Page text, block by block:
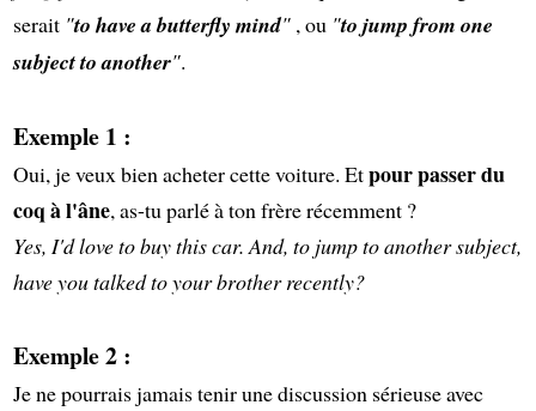
serait "to have a butterfly mind", ou "to jump from one
subject to another".
Exemple 1 :
Oui, je veux bien acheter cette voiture. Etpour passer du
coq à l'âne, as-tu parlé à ton frère récemment ?
Yes, I'd love to buy this car. And, to jump to another subject,
have you talked to your brother recently?
Exemple 2 :
Je ne pourrais jamais tenir une discussion sérieuse avec